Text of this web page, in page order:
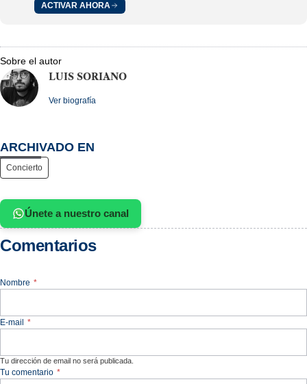
ACTIVAR AHORA
Sobre el autor
LUIS SORIANO
Ver biografía
ARCHIVADO EN
Concierto
Únete a nuestro canal
Comentarios
Nombre *
E-mail *
Tu dirección de email no será publicada.
Tu comentario *